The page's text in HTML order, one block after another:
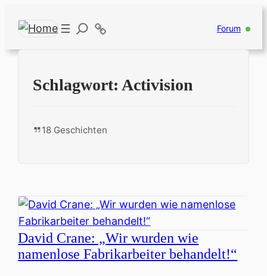
Forum
Schlagwort: Activision
18 Geschichten
David Crane: „Wir wurden wie
namenlose Fabrikarbeiter behandelt!“